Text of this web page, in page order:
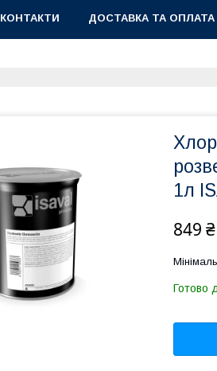
КОНТАКТИ ДОСТАВКА ТА ОПЛАТА
1л
849 ₴
Готово